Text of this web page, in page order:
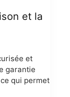
et la
et
garantie
qui permet